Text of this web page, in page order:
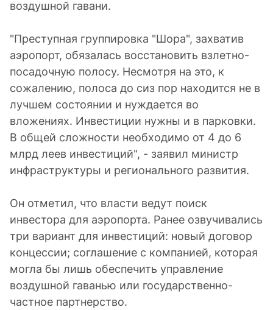
воздушной гавани.
"Преступная группировка "Шора", захватив
аэропорт, обязалась восстановить взлетно-
посадочную полосу. Несмотря на это, к
сожалению, полоса до сиз пор находится не в
лучшем состоянии и нуждается во
вложениях. Инвестиции нужны и в парковки.
В общей сложности необходимо от 4 до 6
млрд леев инвестиций", - заявил министр
инфраструктуры и регионального развития.
Он отметил, что власти ведут поиск
инвестора для аэропорта. Ранее озвучивались
три вариант для инвестиций: новый договор
концессии; соглашение с компанией, которая
могла бы лишь обеспечить управление
воздушной гаванью или государственно-
частное партнерство.